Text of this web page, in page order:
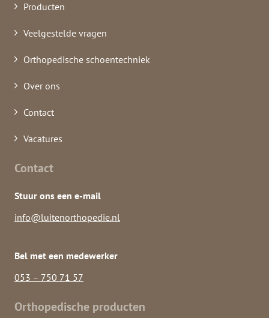
Producten
Veelgestelde vragen
Orthopedische schoentechniek
Over ons
Contact
Vacatures
Contact
Stuur ons een e-mail
info@luitenorthopedie.nl
Bel met een medewerker
053 – 750 71 57
Orthopedische producten